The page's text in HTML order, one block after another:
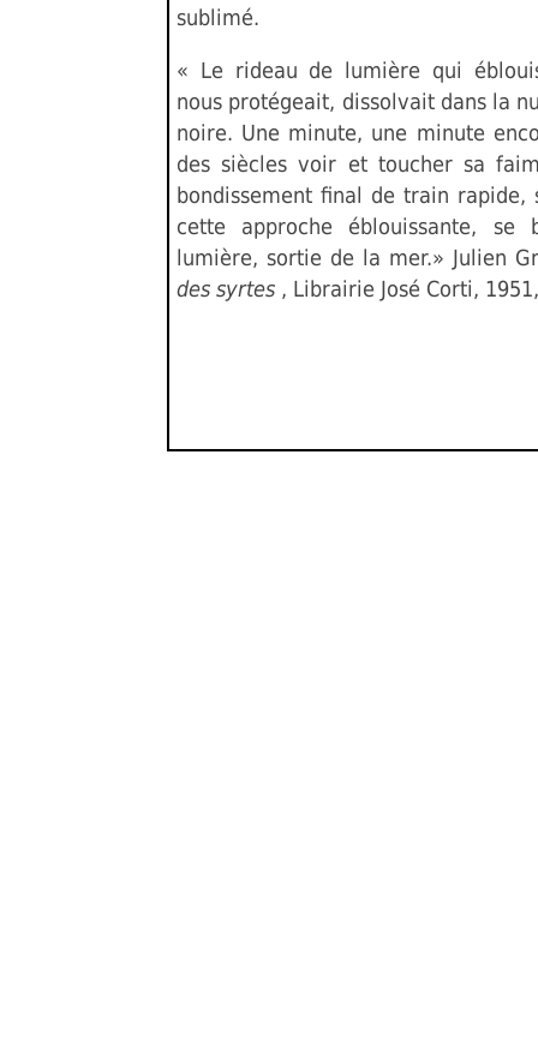
sublimé.
« Le rideau de lumière qui
nous protégeait, dissolvait dans la
noire. Une minute, une minute
des siècles voir et toucher sa
bondissement final de train rapide,
cette approche éblouissante, se
lumière, sortie de la mer.» Julien
des syrtes , Librairie José Corti,